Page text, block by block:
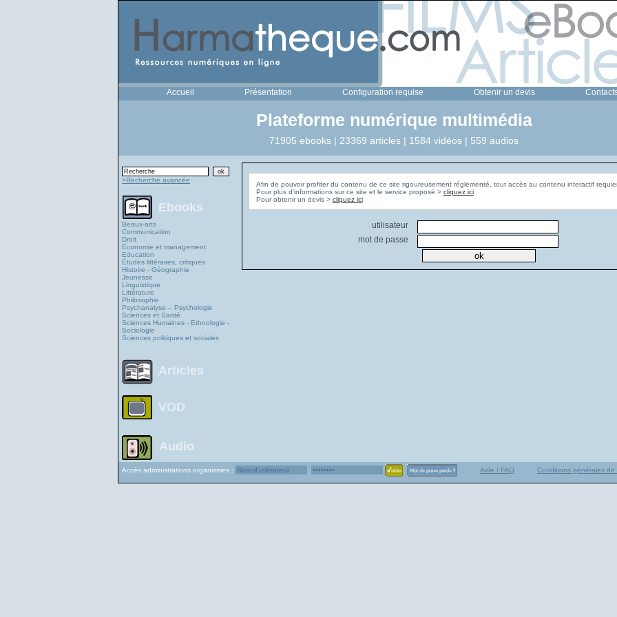
Accueil Présentation Configuration requise Obtenir un devis
Plateforme numérique multimédia
71905 ebooks | 23369 articles | 1584 vidéos | 559 audios
>Recherche avancée
Ebooks
Beaux-arts
Communication
Droit
Economie et management
Education
Études littéraires, critiques
Histoire - Géographie
Jeunesse
Linguistique
Littérature
Philosophie
Psychanalyse – Psychologie
Sciences et Santé
Sciences Humaines - Ethnologie -
Sociologie
Sciences politiques et sociales
Articles
VOD
Audio
Afin de pouvoir profiter du contenu de ce site rigoureusement réglementé, tout accès au contenu interactif
Pour plus d'informations sur ce site et le service proposé > cliquez ici
Pour obtenir un devis > cliquez ici
utilisateur
mot de passe
Accès administrations organismes : Aide / FAQ Conditions générales de